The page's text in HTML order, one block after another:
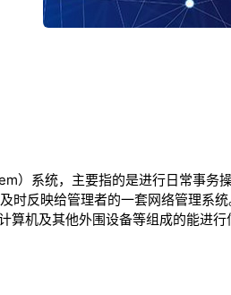
系统，主要指的是进行日常事务
时反映给管理者的一套网络管理系
机及其他外围设备等组成的能进行